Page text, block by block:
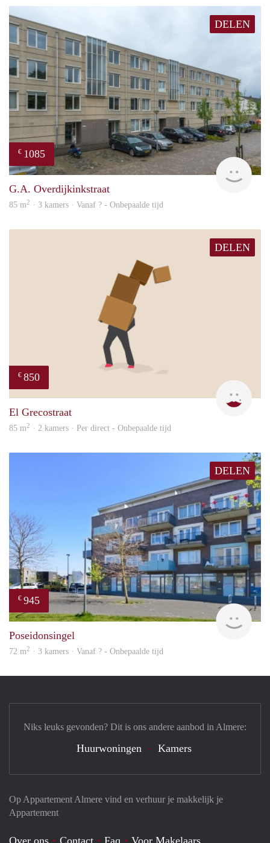
DELEN
€ 1085
rent
G.A. Overdijkinkstraat
85 m2 · 3 kamers · Vanaf ? - Onbepaalde tijd
DELEN
€ 850
El Grecostraat
85 m2 · 2 kamers · Per direct - Onbepaalde tijd
DELEN
€ 945
rent
Poseidonsingel
72 m2 · 3 kamers · Vanaf ? - Onbepaalde tijd
Op Appartement Almere vind en verhuur je makkelijk je
Appartement
Over ons Contact Faq Voor Makelaars
Niks leuks gevonden? Dit is ons andere aanbod in Almere:
Huurwoningen Kamers